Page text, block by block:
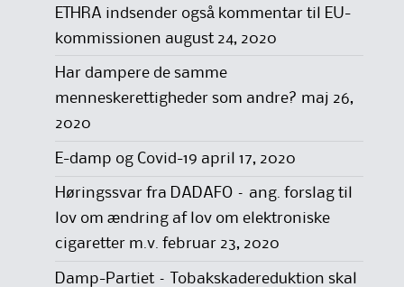
ETHRA indsender også kommentar til EU-
kommissionen august 24, 2020
Har dampere de samme
menneskerettigheder som andre? maj 26,
2020
E-damp og Covid-19 april 17, 2020
Høringssvar fra DADAFO – ang. forslag til
lov om ændring af lov om elektroniske
cigaretter m.v. februar 23, 2020
Damp-Partiet – Tobakskadereduktion skal